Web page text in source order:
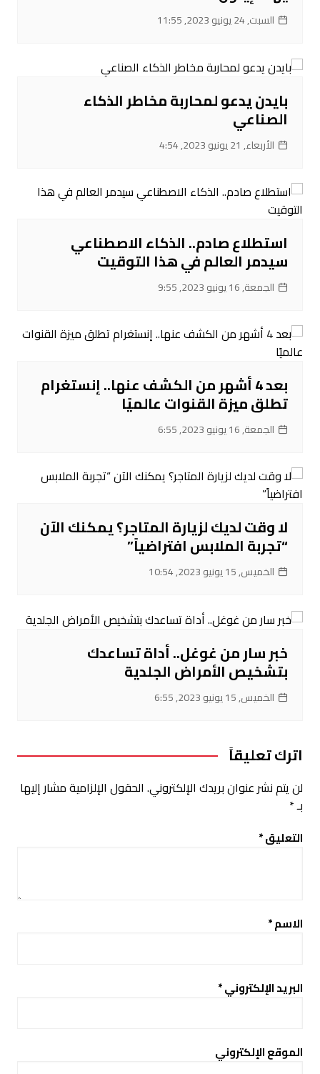
السبت, 24 يونيو 2023, 11:55
بايدن يدعو لمحاربة مخاطر الذكاء
الصناعي
الأربعاء, 21 يونيو 2023, 4:54
استطلاع صادم.. الذكاء الاصطناعي
سيدمر العالم في هذا التوقيت
الجمعة, 16 يونيو 2023, 9:55
بعد 4 أشهر من الكشف عنها.. إنستغرام
تطلق ميزة القنوات عالميًا
الجمعة, 16 يونيو 2023, 6:55
لا وقت لديك لزيارة المتاجر؟ يمكنك الآن
“تجربة الملابس افتراضياً”
الخميس, 15 يونيو 2023, 10:54
خبر سار من غوغل.. أداة تساعدك
بتشخيص الأمراض الجلدية
الخميس, 15 يونيو 2023, 6:55
اترك تعليقاً
لن يتم نشر عنوان بريدك الإلكتروني. الحقول الإلزامية مشار إليها
بـ*
التعليق*
الاسم*
البريد الإلكتروني*
الموقع الإلكتروني